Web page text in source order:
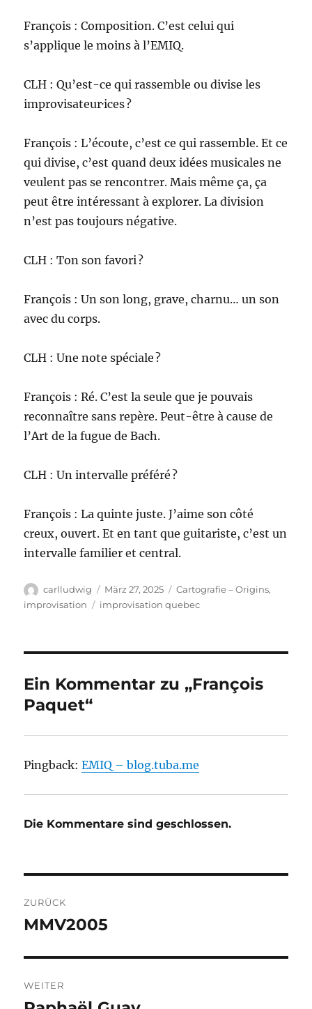
François : Composition. C’est celui qui
s’applique le moins à l’EMIQ.
CLH : Qu’est-ce qui rassemble ou divise les
improvisateur·ices ?
François : L’écoute, c’est ce qui rassemble. Et ce
qui divise, c’est quand deux idées musicales ne
veulent pas se rencontrer. Mais même ça, ça
peut être intéressant à explorer. La division
n’est pas toujours négative.
CLH : Ton son favori ?
François : Un son long, grave, charnu… un son
avec du corps.
CLH : Une note spéciale ?
François : Ré. C’est la seule que je pouvais
reconnaître sans repère. Peut-être à cause de
l’Art de la fugue de Bach.
CLH : Un intervalle préféré ?
François : La quinte juste. J’aime son côté
creux, ouvert. Et en tant que guitariste, c’est un
intervalle familier et central.
Autor
carlludwig
Veröffentlicht
am
März 27, 2025 Kategorien
Cartografie – Origins,
improvisation
Schlagwörter
improvisation quebec
Ein Kommentar zu „François
Paquet“
Pingback:EMIQ – blog.tuba.me
Die Kommentare sind geschlossen.
ZURÜCK
Vorheriger
MMV2005
WEITER
Nächster